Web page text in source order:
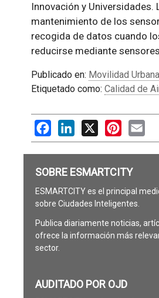
Innovación y
mantenimiento de los
recogida de datos cuando
reducirse mediante
Publicado en: Movilidad Urbana
Etiquetado como: Calidad de
FacebookLinkedIn
X Pinterest
SOBRE ESMARTCITY
ESMARTCITY es el principal
sobre Ciudades Inteligentes.
Publica diariamente noticias,
ofrece la información más
sector.
AUDITADO POR OJD